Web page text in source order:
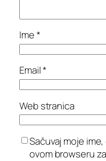
Ime*
Email*
Web stranica
Sačuvaj moje
ovom browseru